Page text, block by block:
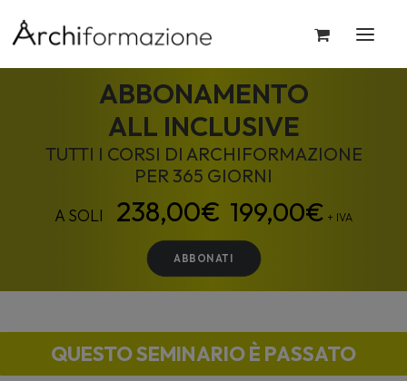
ABBONAMENTO
ALL INCLUSIVE
TUTTI I CORSI DI ARCHIFORMAZIONE
PER 365 GIORNI
199,00€ + IVA
ABBONATI
QUESTO SEMINARIO È PASSATO